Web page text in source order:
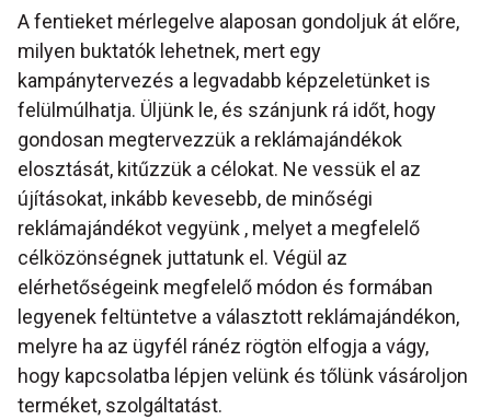
A fentieket mérlegelve alaposan gondoljuk át előre,
milyen buktatók lehetnek, mert egy
kampánytervezés a legvadabb képzeletünket is
felülmúlhatja. Üljünk le, és szánjunk rá időt, hogy
gondosan megtervezzük a reklámajándékok
elosztását, kitűzzük a célokat. Ne vessük el az
újításokat, inkább kevesebb, de minőségi
reklámajándékot vegyünk , melyet a megfelelő
célközönségnek juttatunk el. Végül az
elérhetőségeink megfelelő módon és formában
legyenek feltüntetve a választott reklámajándékon,
melyre ha az ügyfél ránéz rögtön elfogja a vágy,
hogy kapcsolatba lépjen velünk és tőlünk vásároljon
terméket, szolgáltatást.